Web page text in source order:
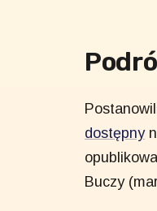
dostępny
Buczy